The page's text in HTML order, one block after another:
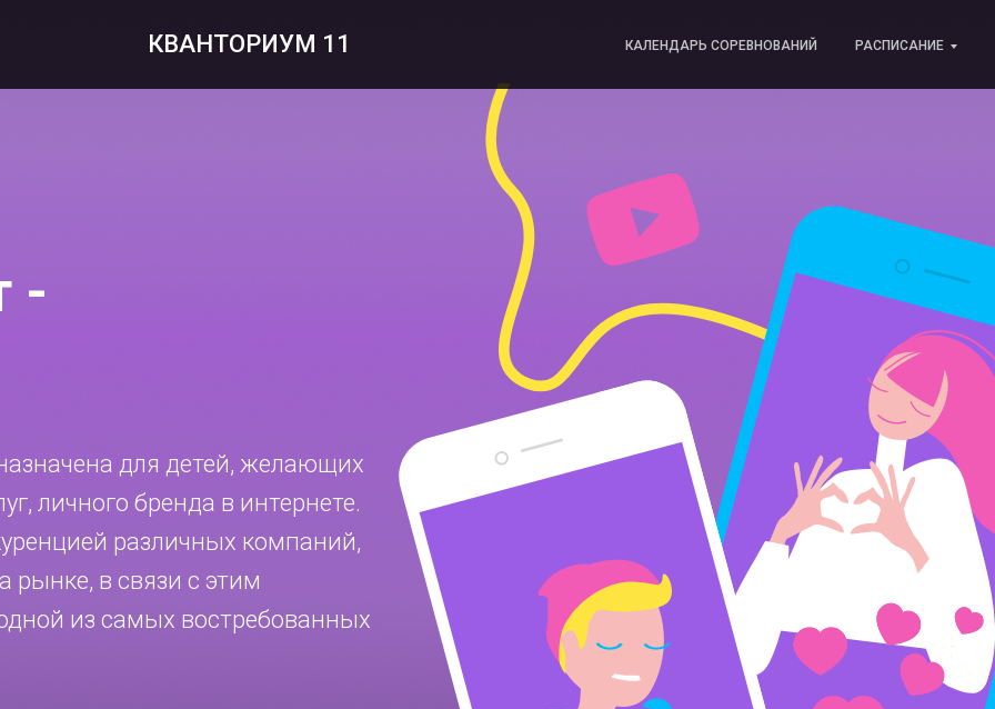
КВАНТОРИУМ 11 КАЛЕНДАРЬ СОРЕВНОВАНИЙ РАСПИСАНИЕ
-
для детей, желающих
личного бренда в интернете.
различных компаний,
рынке, в связи с этим
из самых востребованных